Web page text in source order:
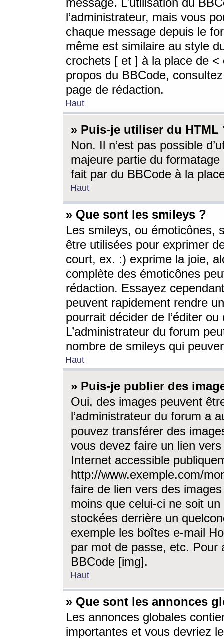
l’administrateur, mais vous
chaque message depuis le
même est similaire au style
crochets [ et ] à la place de <
propos du BBCode,
page de rédaction.
Haut
» Puis-je utiliser du HTML
Non. Il n’est pas possible
majeure partie du
fait par du BBCode à la
Haut
» Que sont les smileys ?
Les smileys, ou émoticônes,
être utilisées pour exprimer
court, ex. :) exprime la joie,
complète des émoticônes
rédaction. Essayez
peuvent rapidement rendre
pourrait décider de l’éditer
L’administrateur du forum
nombre de smileys qui
Haut
» Puis-je publier des
Oui, des images peuvent
l’administrateur du forum a
pouvez transférer des
vous devez faire un lien
Internet accessible
http://www.exemple.com/
faire de lien vers des
moins que celui-ci ne soit
stockées derrière un
exemple les boîtes e-mail
par mot de passe, etc. Pour
BBCode [img].
Haut
» Que sont les annonces
Les annonces globales
importantes et vous devriez